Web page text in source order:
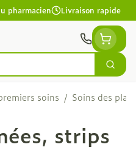
pharmacien Livraison rapide
soins / Soins des
strips